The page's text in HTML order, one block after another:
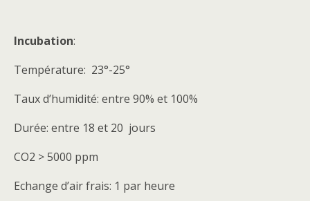
Incubation:
Température: 23°-25°
Taux d’humidité: entre 90% et 100%
Durée: entre 18 et 20 jours
CO2 > 5000 ppm
Echange d’air frais: 1 par heure